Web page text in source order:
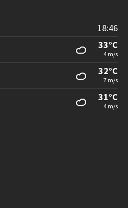
18:46
33°C
4 m/s
32°C
7 m/s
31°C
4 m/s